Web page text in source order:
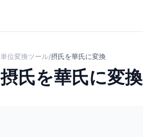
単位変換ツール/摂氏を華氏に変換
摂氏を華氏に変換